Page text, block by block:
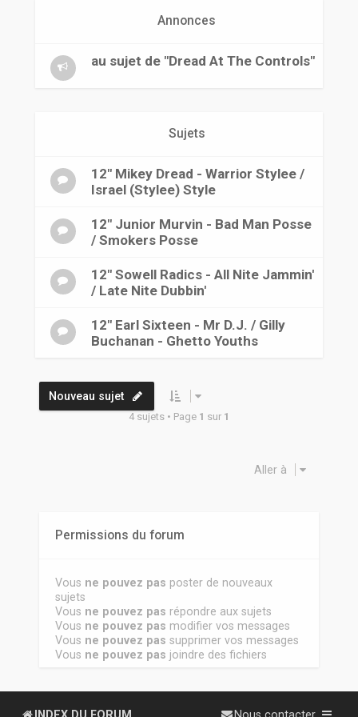
Annonces
au sujet de "Dread At The Controls"
Sujets
12" Mikey Dread - Warrior Stylee /
Israel (Stylee) Style
12" Junior Murvin - Bad Man Posse
/ Smokers Posse
12" Sowell Radics - All Nite Jammin'
/ Late Nite Dubbin'
12" Earl Sixteen - Mr D.J. / Gilly
Buchanan - Ghetto Youths
Nouveau sujet
4 sujets • Page 1 sur 1
Aller à
Permissions du forum
Vous ne pouvez pas poster de nouveaux
sujets
Vous ne pouvez pas répondre aux sujets
Vous ne pouvez pas modifier vos messages
Vous ne pouvez pas supprimer vos messages
Vous ne pouvez pas joindre des fichiers